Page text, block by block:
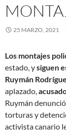
25 MARZO, 2021
Los montajes
estado, ysiguen
Ruymán
aplazado,
Ruymán
torturas y
activista canario